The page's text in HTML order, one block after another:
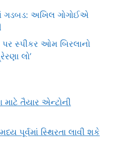
ગડબડ: અખિલ ગોગોઈએ
પર સ્પીકર ઓમ બિરલાનો
લો’
માટે તૈયાર એન્ટોની
પૂર્વમાં સ્થિરતા લાવી શકે